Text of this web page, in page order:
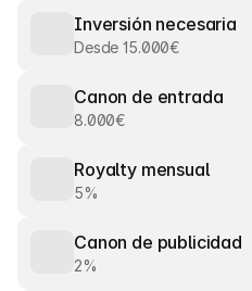
Inversión necesaria
Desde 15.000€
Canon de entrada
8.000€
Royalty mensual
5%
Canon de publicidad
2%